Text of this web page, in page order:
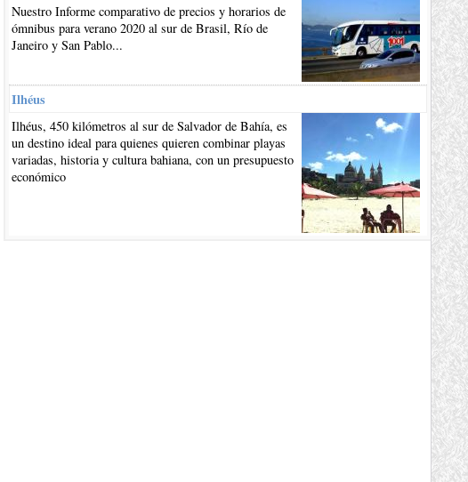
Nuestro Informe comparativo de precios y horarios de
ómnibus para verano 2020 al sur de Brasil, Río de
Janeiro y San Pablo...
Ilhéus
Ilhéus, 450 kilómetros al sur de Salvador de Bahía, es
un destino ideal para quienes quieren combinar playas
variadas, historia y cultura bahiana, con un presupuesto
económico